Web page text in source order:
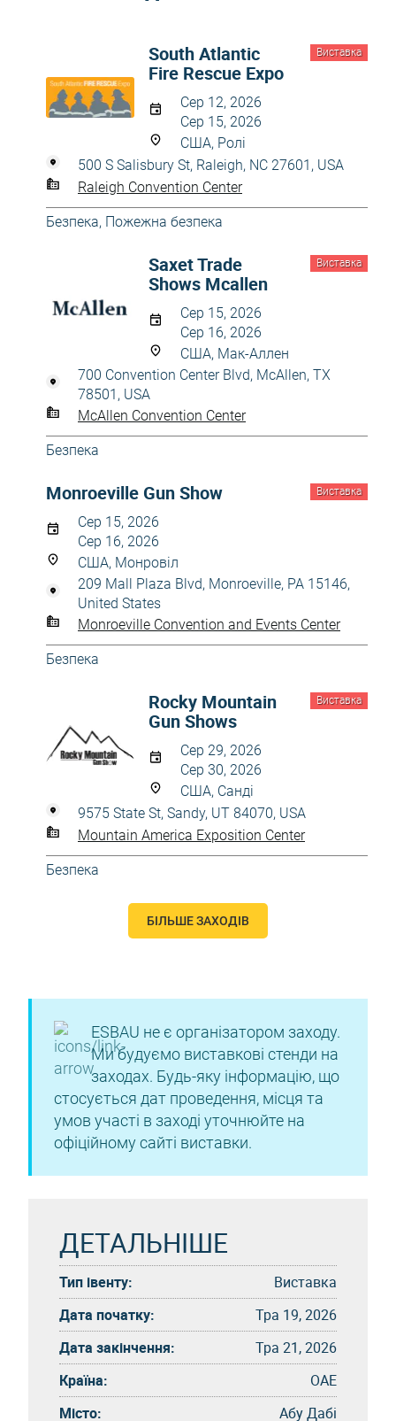
Виставка
South Atlantic
Fire Rescue Expo
Сер 12, 2026
Сер 15, 2026
США, Ролі
500 S Salisbury St, Raleigh, NC 27601, USA
Raleigh Convention Center
Безпека, Пожежна безпека
Виставка
Saxet Trade
Shows Mcallen
Сер 15, 2026
Сер 16, 2026
США, Мак-Аллен
700 Convention Center Blvd, McAllen, TX
78501, USA
McAllen Convention Center
Безпека
Виставка
Monroeville Gun Show
Сер 15, 2026
Сер 16, 2026
США, Монровіл
209 Mall Plaza Blvd, Monroeville, PA 15146,
United States
Monroeville Convention and Events Center
Безпека
Виставка
Rocky Mountain
Gun Shows
Сер 29, 2026
Сер 30, 2026
США, Санді
9575 State St, Sandy, UT 84070, USA
Mountain America Exposition Center
Безпека
БІЛЬШЕ ЗАХОДІВ
ESBAU не є організатором заходу.
Ми будуємо виставкові стенди на
заходах. Будь-яку інформацію, що
стосується дат проведення, місця та
умов участі в заході уточнюйте на
офіційному сайті виставки.
ДЕТАЛЬНІШЕ
Тип івенту:
Виставка
Дата початку:
Тра 19, 2026
Дата закінчення:
Тра 21, 2026
Країна:
ОАЕ
Місто:
Абу Дабі